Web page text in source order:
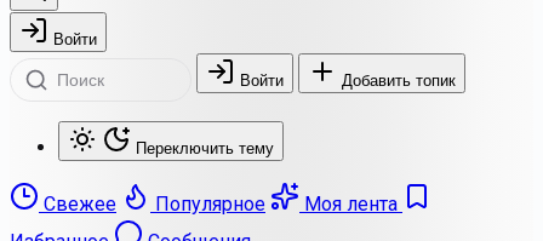
Войти
Войти Добавить топик
Переключить тему
Свежее Популярное
Моя лента